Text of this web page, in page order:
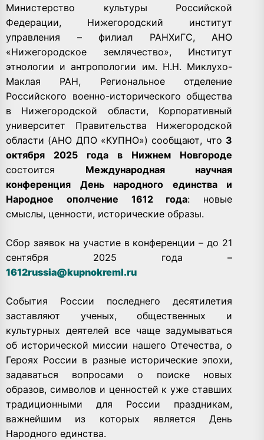
Министерство культуры Российской
Федерации, Нижегородский институт
управления – филиал РАНХиГС, АНО
«Нижегородское землячество», Институт
этнологии и антропологии им. Н.Н. Миклухо-
Маклая РАН, Региональное отделение
Российского военно-исторического общества
в Нижегородской области, Корпоративный
университет Правительства Нижегородской
области (АНО ДПО «КУПНО») сообщают, что 3
октября 2025 года в Нижнем Новгороде
состоится Международная научная
конференция День народного единства и
Народное ополчение 1612 года: новые
смыслы, ценности, исторические образы.
Сбор заявок на участие в конференции – до 21
сeнтября 2025 года –
1612russia@kupnokreml.ru
События России последнего десятилетия
заставляют ученых, общественных и
культурных деятелей все чаще задумываться
об исторической миссии нашего Отечества, о
Героях России в разные исторические эпохи,
задаваться вопросами о поиске новых
образов, символов и ценностей к уже ставших
традиционными для России праздникам,
важнейшим из которых является День
Народного единства.